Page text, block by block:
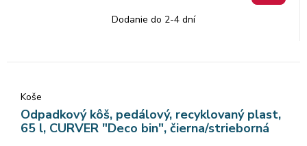
Dodanie do 2-4 dní
Koše
Odpadkový kôš, pedálový, recyklovaný plast,
65 l, CURVER "Deco bin", čierna/strieborná